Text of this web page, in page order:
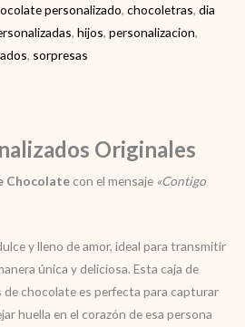
personalizado, chocoletras, dia
, hijos, personalizacion,
, sorpresas
Originales
Chocolate con el mensaje «Contigo
y lleno de amor, ideal para transmitir
única y deliciosa. Esta caja de
chocolate es perfecta para capturar
huella en el corazón de esa persona